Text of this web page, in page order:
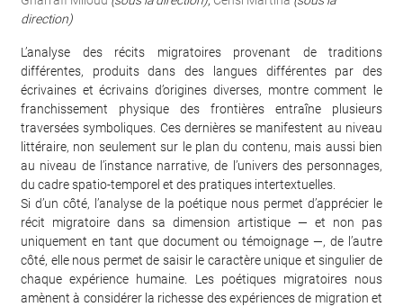
direction)
L’analyse des récits migratoires provenant de traditions
différentes, produits dans des langues différentes par des
écrivaines et écrivains d’origines diverses, montre comment le
franchissement physique des frontières entraîne plusieurs
traversées symboliques. Ces dernières se manifestent au niveau
littéraire, non seulement sur le plan du contenu, mais aussi bien
au niveau de l’instance narrative, de l’univers des personnages,
du cadre spatio-temporel et des pratiques intertextuelles.
Si d’un côté, l’analyse de la poétique nous permet d’apprécier le
récit migratoire dans sa dimension artistique — et non pas
uniquement en tant que document ou témoignage —, de l’autre
côté, elle nous permet de saisir le caractère unique et singulier de
chaque expérience humaine. Les poétiques migratoires nous
amènent à considérer la richesse des expériences de migration et